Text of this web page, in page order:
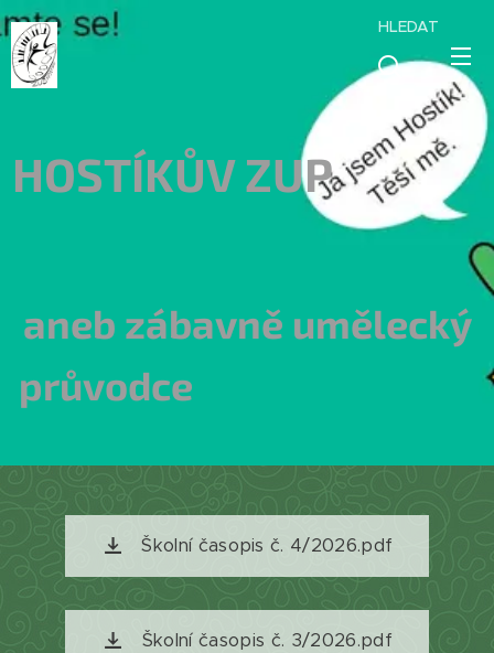
HLEDAT
HOSTÍKŮV ZUP
aneb zábavně umělecký
průvodce
Školní časopis č. 4/2026.pdf
Školní časopis č. 3/2026.pdf